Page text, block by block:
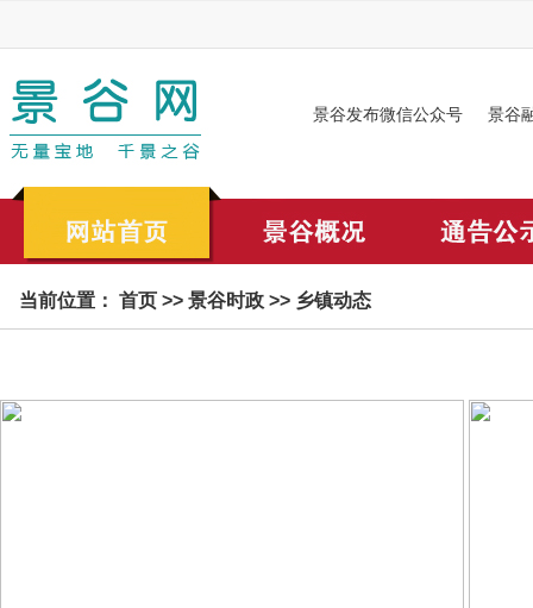
景谷发布微信公众号 景谷
当前位置： 首页 >> 景谷时政 >> 乡镇动态